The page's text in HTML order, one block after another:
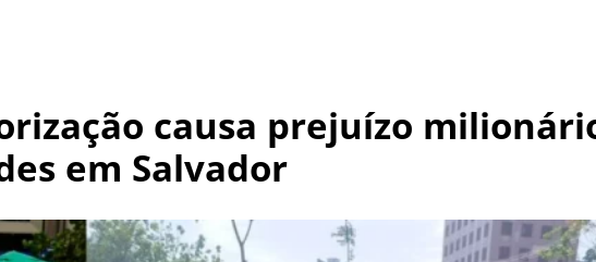
causa prejuízo
em Salvador